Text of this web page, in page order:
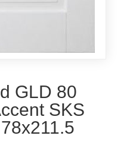
GLD 80
SKS